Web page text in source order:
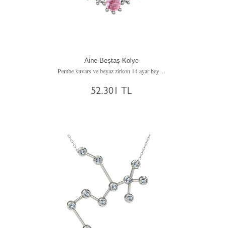
Aine Beştaş Kolye
Pembe kuvars ve beyaz zirkon 14 ayar beyaz altın kolye (40 cm altın rolo zincir)
52.301 TL